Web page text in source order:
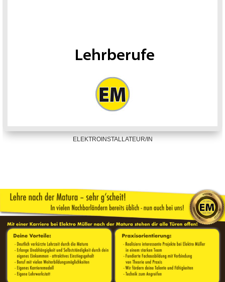
ELEKTROINSTALLATEUR/IN